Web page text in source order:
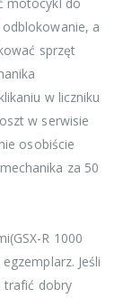
a
sprzęt
w liczniku
w serwisie
osobiście
za 50
R 1000
Jeśli
trafić dobry